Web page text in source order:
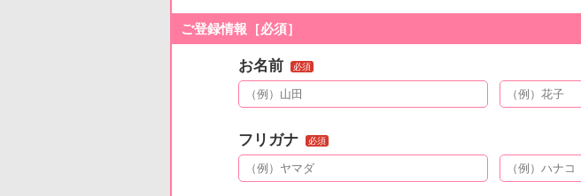
ご登録情報［必須］
お名前 必須
フリガナ 必須